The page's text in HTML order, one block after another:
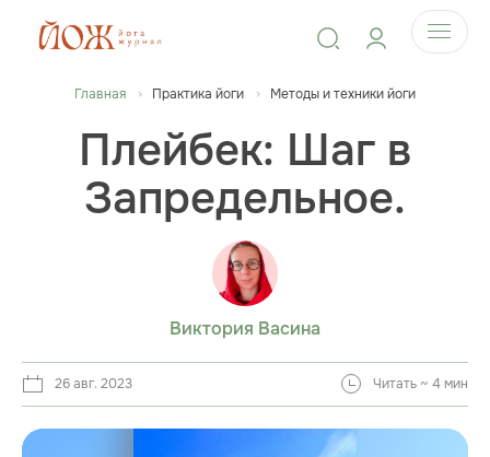
Главная Практика йоги Методы и техники йоги
Плейбек: Шаг в
Запредельное.
Виктория Васина
26 авг. 2023 Читать ~ 4 мин